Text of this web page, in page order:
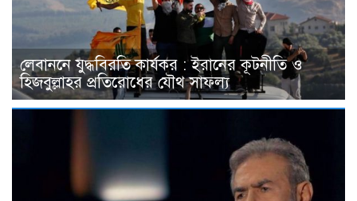
লেবাননে যুদ্ধবিরতি কার্যকর : ইরানের কূটনীতি ও
হিজবুল্লাহর প্রতিরোধের যৌথ সাফল্য